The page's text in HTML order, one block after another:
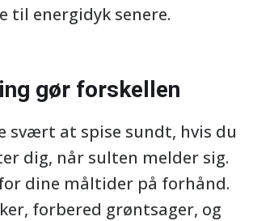
til energidyk senere.
gør forskellen
svært at spise sundt, hvis du
dig, når sulten melder sig.
dine måltider på forhånd.
forbered grøntsager, og